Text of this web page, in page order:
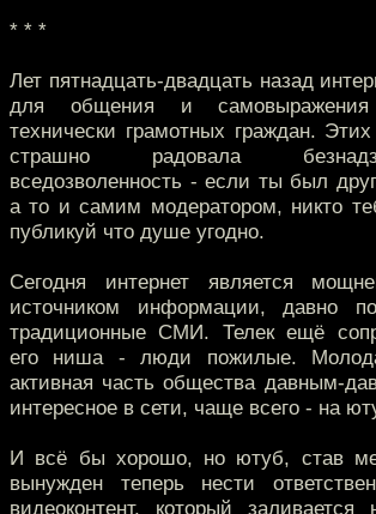
* * *
Лет пятнадцать-двадцать назад
для общения и самовыражения
технически грамотных граждан.
страшно радовала
вседозволенность - если ты был
а то и самим модератором, никто
публикуй что душе угодно.
Сегодня интернет является
источником информации, давно
традиционные СМИ. Телек ещё
его ниша - люди пожилые.
активная часть общества давным-
интересное в сети, чаще всего - на
И всё бы хорошо, но ютуб, став
вынужден теперь нести
видеоконтент, который